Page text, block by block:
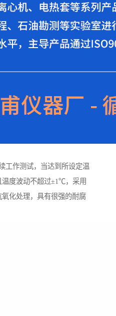
工作测试，当达到所设定温
温度波动不超过±1℃，采用
化处理，具有很强的耐腐